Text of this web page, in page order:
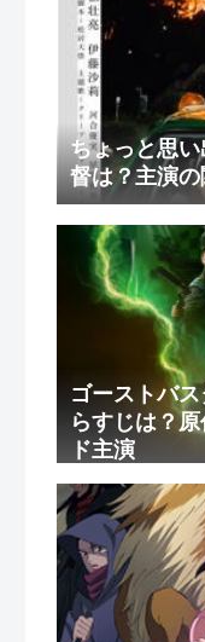
ちょっと思
督は？主演
ゴーストバ
らすじは？
ド主演